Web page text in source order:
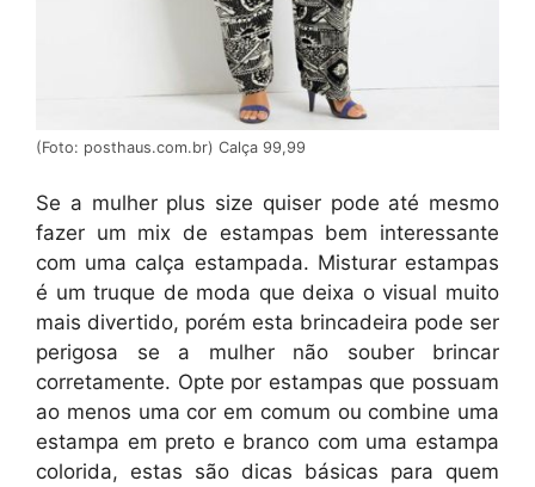
(Foto: posthaus.com.br) Calça 99,99
Se a mulher plus size quiser pode até mesmo
fazer um mix de estampas bem interessante
com uma calça estampada. Misturar estampas
é um truque de moda que deixa o visual muito
mais divertido, porém esta brincadeira pode ser
perigosa se a mulher não souber brincar
corretamente. Opte por estampas que possuam
ao menos uma cor em comum ou combine uma
estampa em preto e branco com uma estampa
colorida, estas são dicas básicas para quem